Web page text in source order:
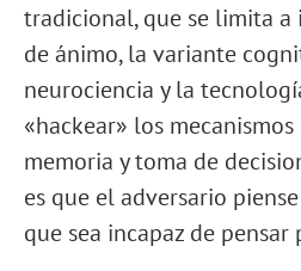
tradicional, que se limita
de ánimo, la variante
neurociencia y la
«hackear» los
memoria y toma de
es que el adversario
que sea incapaz de pensar